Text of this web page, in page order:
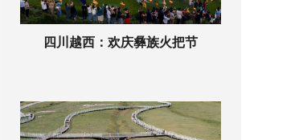
四川越西：欢庆彝族火把节